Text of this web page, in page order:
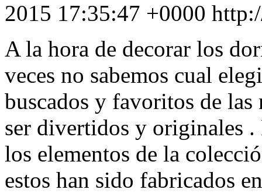
2015 17:35:47 +0000
A la hora de decorar los
veces no sabemos cual
buscados y favoritos de
ser divertidos y originales
los elementos de la
estos han sido fabricados